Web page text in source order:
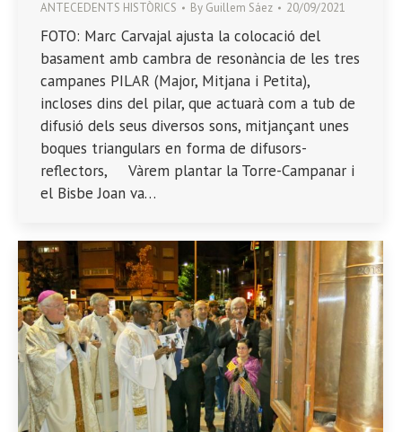
ANTECEDENTS HISTÒRICS By Guillem Sáez 20/09/2021
FOTO: Marc Carvajal ajusta la colocació del
basament amb cambra de resonància de les tres
campanes PILAR (Major, Mitjana i Petita),
incloses dins del pilar, que actuarà com a tub de
difusió dels seus diversos sons, mitjançant unes
boques triangulars en forma de difusors-
reflectors, Vàrem plantar la Torre-Campanar i
el Bisbe Joan va…